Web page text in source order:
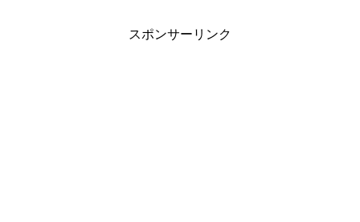
スポンサーリンク